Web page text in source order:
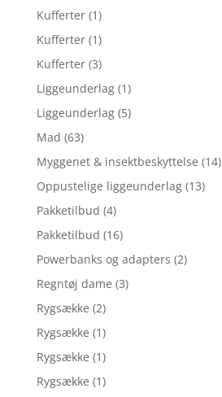
Kufferter (1)
Kufferter (1)
Kufferter (3)
Liggeunderlag (1)
Liggeunderlag (5)
Mad (63)
Myggenet & insektbeskyttelse (14)
Oppustelige liggeunderlag (13)
Pakketilbud (4)
Pakketilbud (16)
Powerbanks og adapters (2)
Regntøj dame (3)
Rygsække (2)
Rygsække (1)
Rygsække (1)
Rygsække (1)